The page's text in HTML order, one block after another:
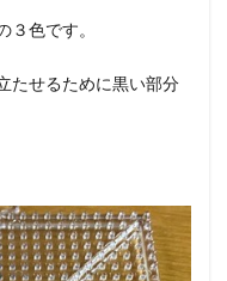
色です。
たせるために黒い部分